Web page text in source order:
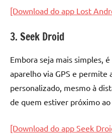
[Download do app Lost
3. Seek Droid
Embora seja mais simples,
aparelho via GPS e permite
personalizado, mesmo à
de quem estiver próximo
[Download do app Seek